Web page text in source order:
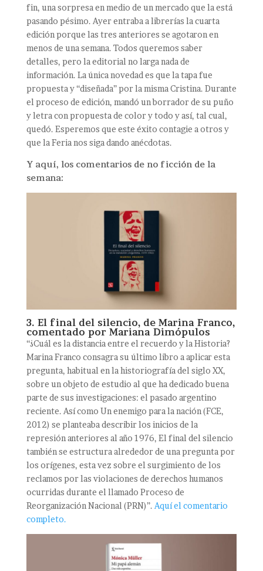
fin, una sorpresa en medio de un mercado que la está
pasando pésimo. Ayer entraba a librerías la cuarta
edición porque las tres anteriores se agotaron en
menos de una semana. Todos queremos saber
detalles, pero la editorial no larga nada de
información. La única novedad es que la tapa fue
propuesta y “diseñada” por la misma Cristina. Durante
el proceso de edición, mandó un borrador de su puño
y letra con propuesta de color y todo y así, tal cual,
quedó. Esperemos que este éxito contagie a otros y
que la Feria nos siga dando anécdotas.
Y aquí, los comentarios de no ficción de la
semana:
3. El final del silencio, de Marina Franco,
comentado por Mariana Dimópulos
“¿Cuál es la distancia entre el recuerdo y la Historia?
Marina Franco consagra su último libro a aplicar esta
pregunta, habitual en la historiografía del siglo XX,
sobre un objeto de estudio al que ha dedicado buena
parte de sus investigaciones: el pasado argentino
reciente. Así como Un enemigo para la nación (FCE,
2012) se planteaba describir los inicios de la
represión anteriores al año 1976, El final del silencio
también se estructura alrededor de una pregunta por
los orígenes, esta vez sobre el surgimiento de los
reclamos por las violaciones de derechos humanos
ocurridas durante el llamado Proceso de
Reorganización Nacional (PRN)”. Aquí el comentario
completo.